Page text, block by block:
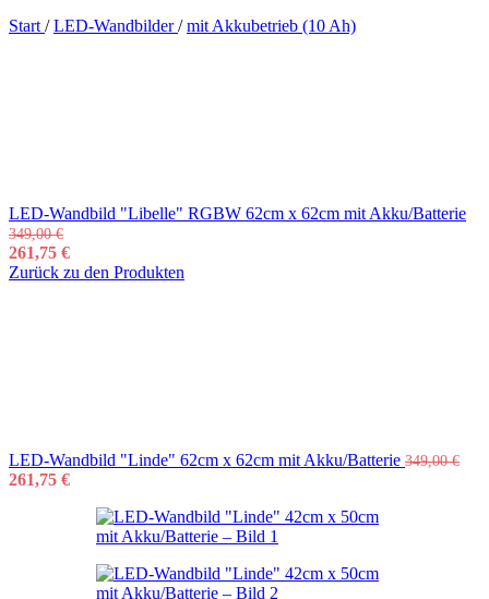
Start / LED-Wandbilder/ mit Akkubetrieb (10 Ah)
LED-Wandbild "Libelle" RGBW 62cm x 62cm mit Akku/Batterie
349,00€
261,75 €
Zurück zu den Produkten
LED-Wandbild "Linde" 62cm x 62cm mit Akku/Batterie 349,00€
261,75 €